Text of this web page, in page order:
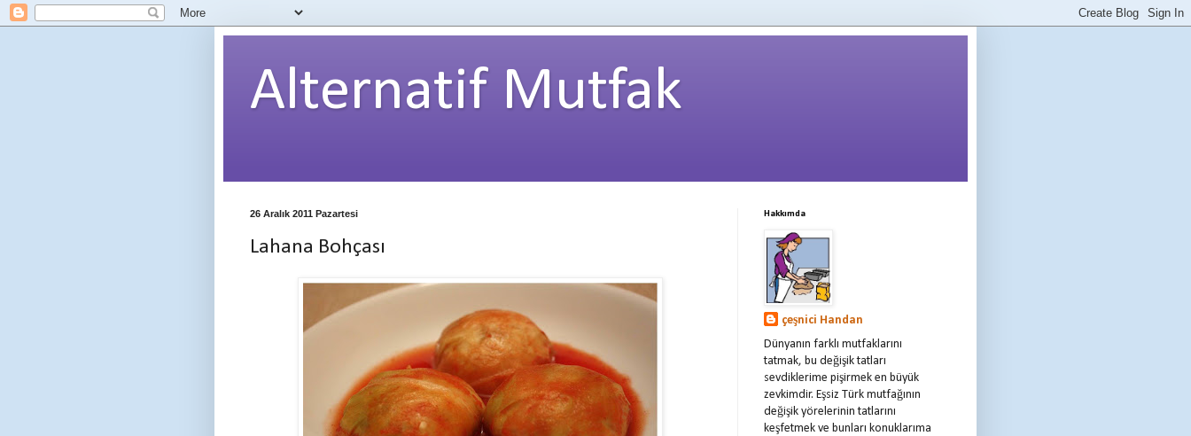
Alternatif Mutfak
26 Aralık 2011 Pazartesi
Lahana Bohçası
Hakkımda
çeşnici Handan
Dünyanın farklı mutfaklarını
tatmak, bu değişik tatları
sevdiklerime pişirmek en büyük
zevkimdir. Eşsiz Türk mutfağının
değişik yörelerinin tatlarını
keşfetmek ve bunları konuklarıma